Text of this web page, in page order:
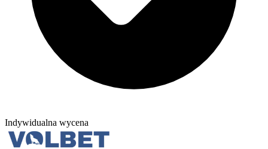
Indywidualna wycena